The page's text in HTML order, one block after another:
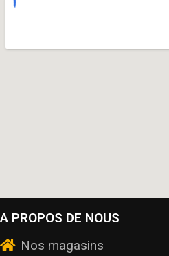
A PROPOS DE NOUS
Nos magasins